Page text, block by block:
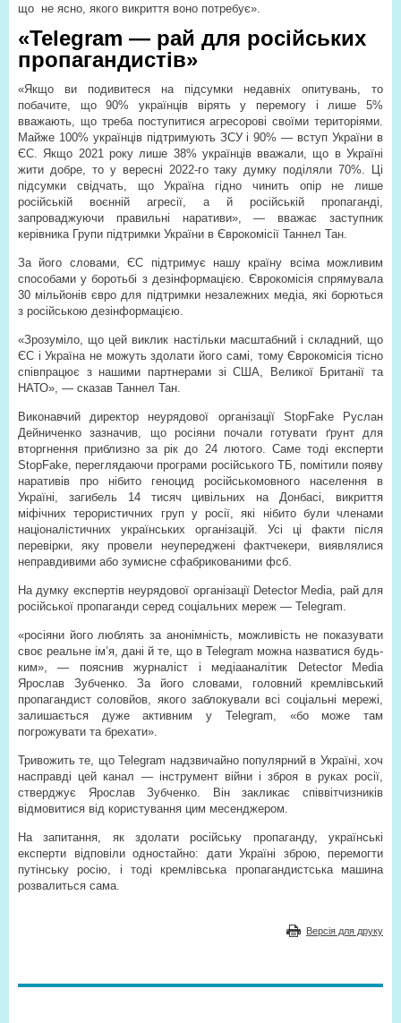
що не ясно, якого викриття воно потребує».
«Telegram — рай для російських
пропагандистів»
«Якщо ви подивитеся на підсумки недавніх опитувань, то
побачите, що 90% українців вірять у перемогу і лише 5%
вважають, що треба поступитися агресорові своїми територіями.
Майже 100% українців підтримують ЗСУ і 90% — вступ України в
ЄС. Якщо 2021 року лише 38% українців вважали, що в Україні
жити добре, то у вересні 2022-го таку думку поділяли 70%. Ці
підсумки свідчать, що Україна гідно чинить опір не лише
російській воєнній агресії, а й російській пропаганді,
запроваджуючи правильні наративи», — вважає заступник
керівника Групи підтримки України в Єврокомісії Таннел Тан.
За його словами, ЄС підтримує нашу країну всіма можливим
способами у боротьбі з дезінформацією. Єврокомісія спрямувала
30 мільйонів євро для підтримки незалежних медіа, які борються
з російською дезінформацією.
«Зрозуміло, що цей виклик настільки масштабний і складний, що
ЄС і Україна не можуть здолати його самі, тому Єврокомісія тісно
співпрацює з нашими партнерами зі США, Великої Британії та
НАТО», — сказав Таннел Тан.
Виконавчий директор неурядової організації StopFake Руслан
Дейниченко зазначив, що росіяни почали готувати ґрунт для
вторгнення приблизно за рік до 24 лютого. Саме тоді експерти
StopFake, переглядаючи програми російського ТБ, помітили появу
наративів про нібито геноцид російськомовного населення в
Україні, загибель 14 тисяч цивільних на Донбасі, викриття
міфічних терористичних груп у росії, які нібито були членами
націоналістичних українських організацій. Усі ці факти після
перевірки, яку провели неупереджені фактчекери, виявлялися
неправдивими або зумисне сфабрикованими фсб.
На думку експертів неурядової організації Detector Media, рай для
російської пропаганди серед соціальних мереж — Telegram.
«росіяни його люблять за анонімність, можливість не показувати
своє реальне ім’я, дані й те, що в Telegram можна назватися будь-
ким», — пояснив журналіст і медіааналітик Detector Media
Ярослав Зубченко. За його словами, головний кремлівський
пропагандист соловйов, якого заблокували всі соціальні мережі,
залишається дуже активним у Telegram, «бо може там
погрожувати та брехати».
Тривожить те, що Telegram надзвичайно популярний в Україні, хоч
насправді цей канал — інструмент війни і зброя в руках росії,
стверджує Ярослав Зубченко. Він закликає співвітчизників
відмовитися від користування цим месенджером.
На запитання, як здолати російську пропаганду, українські
експерти відповіли одностайно: дати Україні зброю, перемогти
путінську росію, і тоді кремлівська пропагандистська машина
розвалиться сама.
Версія для друку